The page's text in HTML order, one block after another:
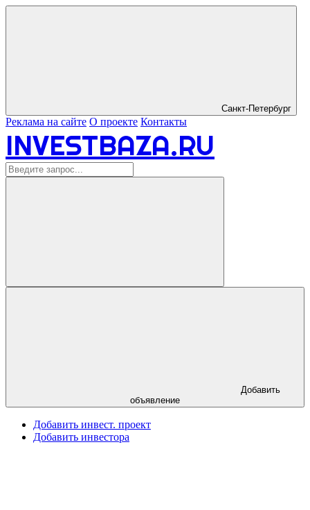
Санкт-Петербург
Реклама на сайте О проекте Контакты
INVESTBAZA.RU
объявление
Добавить инвест. проект
Добавить инвестора